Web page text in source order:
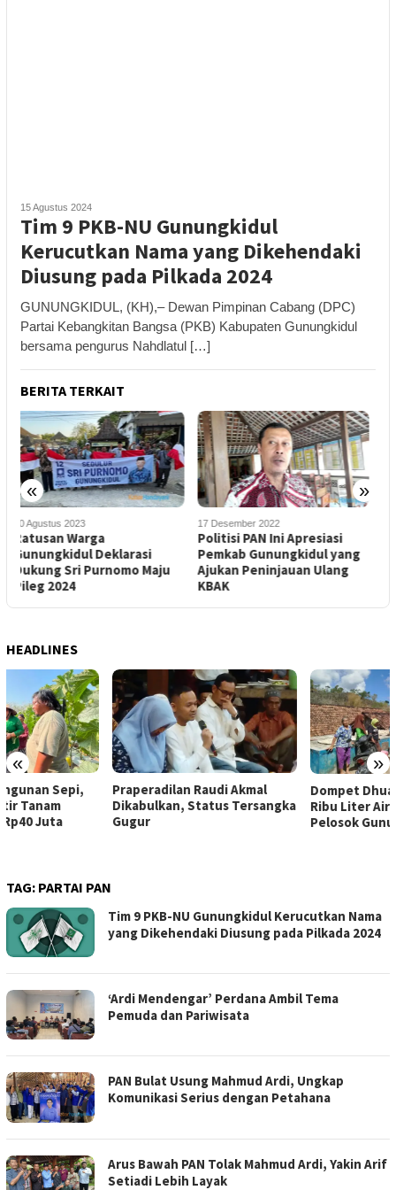
15 Agustus 2024
Tim 9 PKB-NU Gunungkidul
Kerucutkan Nama yang Dikehendaki
Diusung pada Pilkada 2024
GUNUNGKIDUL, (KH),– Dewan Pimpinan Cabang (DPC)
Partai Kebangkitan Bangsa (PKB) Kabupaten Gunungkidul
bersama pengurus Nahdlatul […]
BERITA TERKAIT
« »
17 Desember 2022
Politisi PAN Ini Apresiasi
Pemkab Gunungkidul yang
Ajukan Peninjauan Ulang
KBAK
7 Agustus 2021
PAN Bagikan 1500 Paket
Sembako di Gunungkidul
HEADLINES
« »
Praperadilan Raudi Akmal
Dikabulkan, Status Tersangka
Gugur
Dompet Dhuafa Salurkan 150
Ribu Liter Air Bersih ke
Pelosok Gunungkidul
TAG: PARTAI PAN
Tim 9 PKB-NU Gunungkidul Kerucutkan Nama
yang Dikehendaki Diusung pada Pilkada 2024
‘Ardi Mendengar’ Perdana Ambil Tema
Pemuda dan Pariwisata
PAN Bulat Usung Mahmud Ardi, Ungkap
Komunikasi Serius dengan Petahana
Arus Bawah PAN Tolak Mahmud Ardi, Yakin Arif
Setiadi Lebih Layak